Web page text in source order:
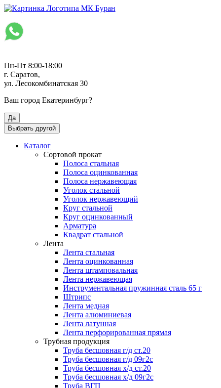
Пн-Пт 8:00-18:00
г. Саратов,
ул. Лесокомбинатская 30
Ваш город Екатеринбург?
Да
Выбрать другой
Каталог
Сортовой прокат
Полоса стальная
Полоса оцинкованная
Полоса нержавеющая
Уголок стальной
Уголок нержавеющий
Круг стальной
Круг оцинкованный
Арматура
Квадрат стальной
Лента
Лента стальная
Лента оцинкованная
Лента штамповальная
Лента нержавеющая
Инструментальная пружинная сталь 65 г
Штрипс
Лента медная
Лента алюминиевая
Лента латунная
Лента перфорированная прямая
Трубная продукция
Труба бесшовная г/д ст.20
Труба бесшовная г/д 09г2с
Труба бесшовная х/д ст.20
Труба бесшовная х/д 09г2с
Труба ВГП